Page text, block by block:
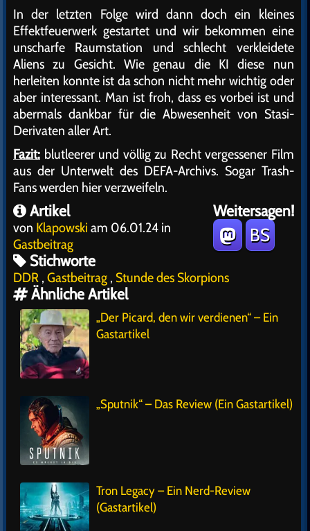
In der letzten Folge wird dann doch ein kleines
Effektfeuerwerk gestartet und wir bekommen eine
unscharfe Raumstation und schlecht verkleidete
Aliens zu Gesicht. Wie genau die KI diese nun
herleiten konnte ist da schon nicht mehr wichtig oder
aber interessant. Man ist froh, dass es vorbei ist und
abermals dankbar für die Abwesenheit von Stasi-
Derivaten aller Art.
Fazit: blutleerer und völlig zu Recht vergessener Film
aus der Unterwelt des DEFA-Archivs. Sogar Trash-
Fans werden hier verzweifeln.
Weitersagen!
BS
Artikel
von Klapowski am 06.01.24 in
Gastbeitrag
Stichworte
DDR , Gastbeitrag , Stunde des Skorpions
Ähnliche Artikel
„Der Picard, den wir verdienen“ – Ein
Gastartikel
„Sputnik“ – Das Review (Ein Gastartikel)
Tron Legacy – Ein Nerd-Review
(Gastartikel)